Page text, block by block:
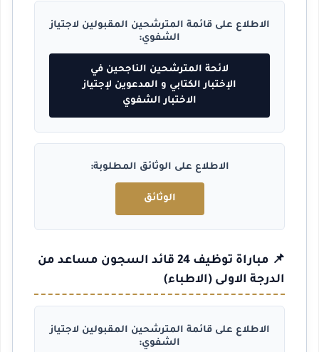
الاطلاع على قائمة المترشحين المقبولين لاجتياز
الشفوي:
لائحة المترشحين الناجحين في
الإختبار الكتابي و المدعوين لإجتياز
الاختبار الشفوي
الاطلاع على الوثائق المطلوبة:
الوثائق
📌 مباراة توظيف 24 قائد السجون مساعد من
الدرجة الاولى (الاطباء)
الاطلاع على قائمة المترشحين المقبولين لاجتياز
الشفوي: